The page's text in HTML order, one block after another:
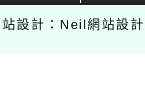
站設計：Neil網站設